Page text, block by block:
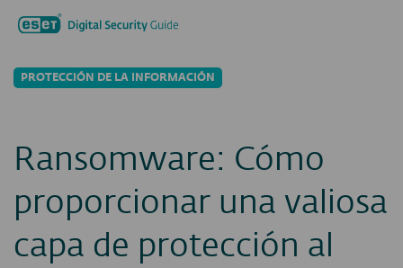
PROTECCIÓN DE LA INFORMACIÓN
Ransomware: Cómo
proporcionar una valiosa
capa de protección al